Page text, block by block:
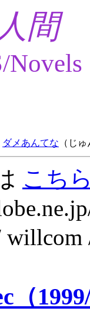
間
Novels
ダメあんてな （じ
こち
（